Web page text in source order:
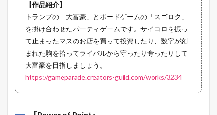
【作品紹介】
トランプの「大富豪」とボードゲームの「スゴロク」
を掛け合わせたパーティゲームです。サイコロを振っ
て止まったマスのお店を買って投資したり、数字が刻
まれた駒を拾ってライバルから守ったり奪ったりして
大富豪を目指しましょう。
https://gameparade.creators-guild.com/works/3234